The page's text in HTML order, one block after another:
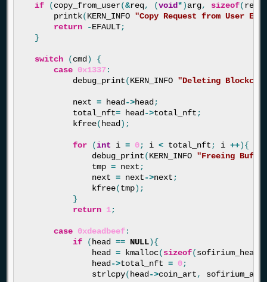
if (copy_from_user(&req, (void*)arg, sizeof(
printk(KERN_INFO "Copy Request from User
return
-EFAULT;
}
switch (cmd )
{
case 0x1337:
debug_print(KERN_INFO "Deleting
next = head ->head ;
total_nft= head ->total_nft ;
kfree( head );
for (int i = 0; i < total_nft ; i ++){
debug_print(KERN_INFO "Freeing Buffer
tmp = next ;
next = next->next ;
kfree(tmp);
}
return 1;
case 0xdeadbeef:
if
( head == NULL){
head
= kmalloc(sizeof(sofirium_head
head ->total_nft = 0;
strlcpy( head ->coin_art, sofirium_art